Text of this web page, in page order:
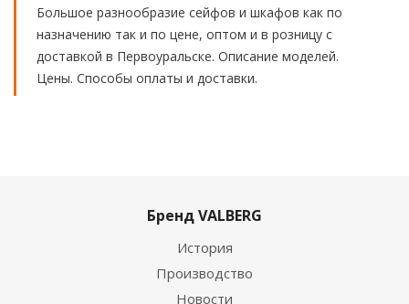
Большое разнообразие сейфов и шкафов как по
назначению так и по цене, оптом и в розницу с
доставкой в Первоуральске. Описание моделей.
Цены. Способы оплаты и доставки.
Бренд VALBERG
История
Производство
Новости